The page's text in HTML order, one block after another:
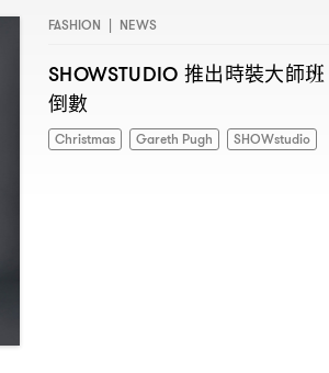
FASHION | NEWS
SHOWSTUDIO 推出時裝大師班
倒數
Christmas Gareth Pugh SHOWstudio